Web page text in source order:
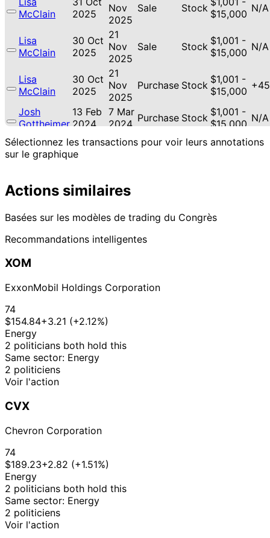
McClain
2025
Nov
2025
Sale Stock $15,000 N/A
Lisa
McClain
30 Oct
2025
21
Nov
2025
Sale Stock $1,001 -
$15,000 N/A
Lisa
McClain
30 Oct
2025
21
Nov
2025
Purchase Stock $1,001 -
$15,000
Josh
Gottheimer
13 Feb
2024
7 Mar
2024 Purchase Stock $1,001 -
$15,000 N/A
Michael
Patrick
Guest
4 Aug
2023
23
Aug
Purchase Stock
$15,001
-
N/A
Sélectionnez les transactions pour voir leurs annotations
sur le graphique
Actions similaires
Basées sur les modèles de trading du Congrès
Recommandations intelligentes
XOM
ExxonMobil Holdings Corporation
74
$154.84+3.21 (+2.12%)
Energy
2 politicians both hold this
Same sector: Energy
2 politiciens
Voir l'action
CVX
Chevron Corporation
74
$189.23+2.82 (+1.51%)
Energy
2 politicians both hold this
Same sector: Energy
2 politiciens
Voir l'action